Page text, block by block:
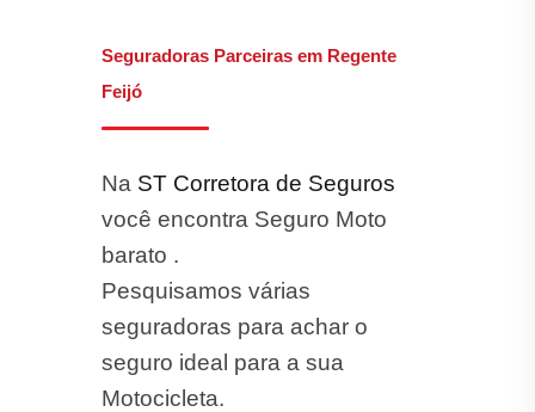
Seguradoras Parceiras em Regente
Feijó
Na ST Corretora de Seguros
você encontra Seguro Moto
barato .
Pesquisamos várias
seguradoras para achar o
seguro ideal para a sua
Motocicleta.